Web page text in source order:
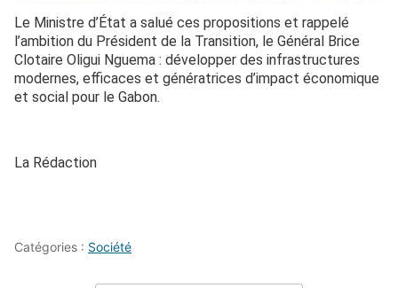
Le Ministre d’État a salué ces propositions et rappelé
l’ambition du Président de la Transition, le Général Brice
Clotaire Oligui Nguema : développer des infrastructures
modernes, efficaces et génératrices d’impact économique
et social pour le Gabon.
La Rédaction
Catégories : Société